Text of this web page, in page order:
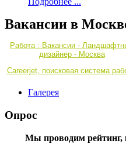
Вакансии в
Работа : Вакансии -
дизайнер - Москва
Careerjet, поисковая система
Галерея
Опрос
Мы проводим рейтинг,